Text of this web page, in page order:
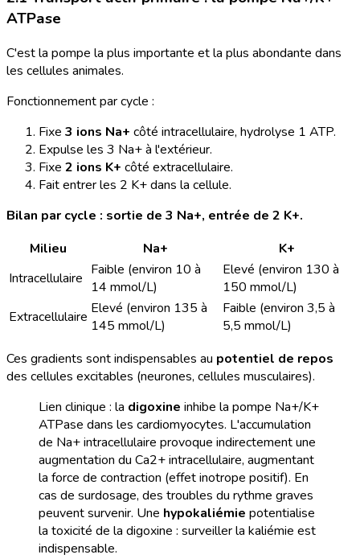
ATPase
C'est la pompe la plus importante et la plus abondante dans
les cellules animales.
Fonctionnement par cycle :
Fixe 3 ions Na+ côté intracellulaire, hydrolyse 1 ATP.
Expulse les 3 Na+ à l'extérieur.
Fixe 2 ions K+ côté extracellulaire.
Fait entrer les 2 K+ dans la cellule.
Bilan par cycle : sortie de 3 Na+, entrée de 2 K+.
Milieu
Na+
K+
Intracellulaire Faible (environ 10 à
14 mmol/L)
Elevé (environ 130 à
150 mmol/L)
Extracellulaire Elevé (environ 135 à
145 mmol/L)
Faible (environ 3,5 à
5,5 mmol/L)
Ces gradients sont indispensables au potentiel de repos
des cellules excitables (neurones, cellules musculaires).
Lien clinique : la digoxine inhibe la pompe Na+/K+
ATPase dans les cardiomyocytes. L'accumulation
de Na+ intracellulaire provoque indirectement une
augmentation du Ca2+ intracellulaire, augmentant
la force de contraction (effet inotrope positif). En
cas de surdosage, des troubles du rythme graves
peuvent survenir. Une hypokaliémie potentialise
la toxicité de la digoxine : surveiller la kaliémie est
indispensable.